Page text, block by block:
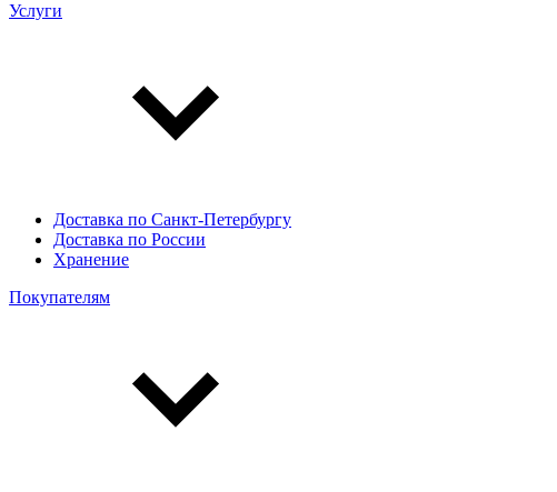
Услуги
Доставка по Санкт-Петербургу
Доставка по России
Хранение
Покупателям